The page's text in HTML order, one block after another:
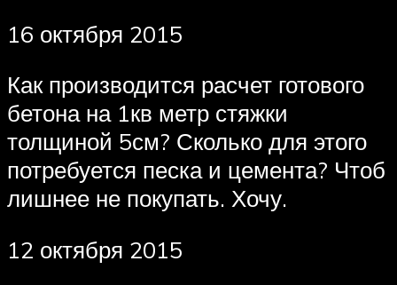
16 октября 2015
Как производится расчет готового
бетона на 1кв метр стяжки
толщиной 5см? Сколько для этого
потребуется песка и цемента? Чтоб
лишнее не покупать. Хочу.
12 октября 2015